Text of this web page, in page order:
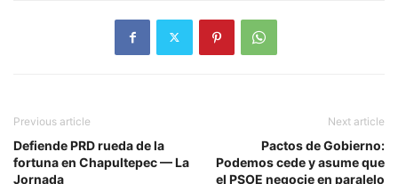
Previous article
Defiende PRD rueda de la
fortuna en Chapultepec — La
Jornada
Next article
Pactos de Gobierno:
Podemos cede y asume que
el PSOE negocie en paralelo